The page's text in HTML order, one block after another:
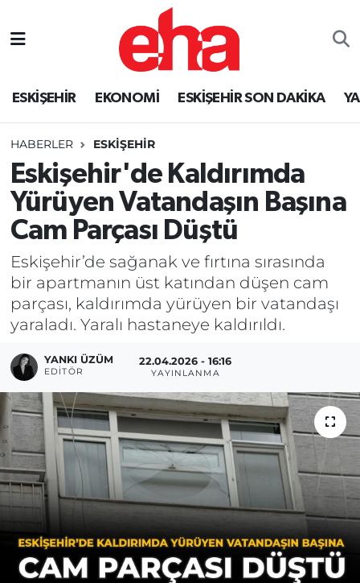
ESKİŞEHİR EKONOMİ ESKİŞEHİR SON DAKİKA
HABERLER ESKİŞEHİR
Eskişehir'de Kaldırımda
Yürüyen Vatandaşın Başına
Cam Parçası Düştü
Eskişehir’de sağanak ve fırtına sırasında
bir apartmanın üst katından düşen cam
parçası, kaldırımda yürüyen bir vatandaşı
yaraladı. Yaralı hastaneye kaldırıldı.
YANKI ÜZÜM
EDITÖR
22.04.2026 - 16:16
YAYINLANMA